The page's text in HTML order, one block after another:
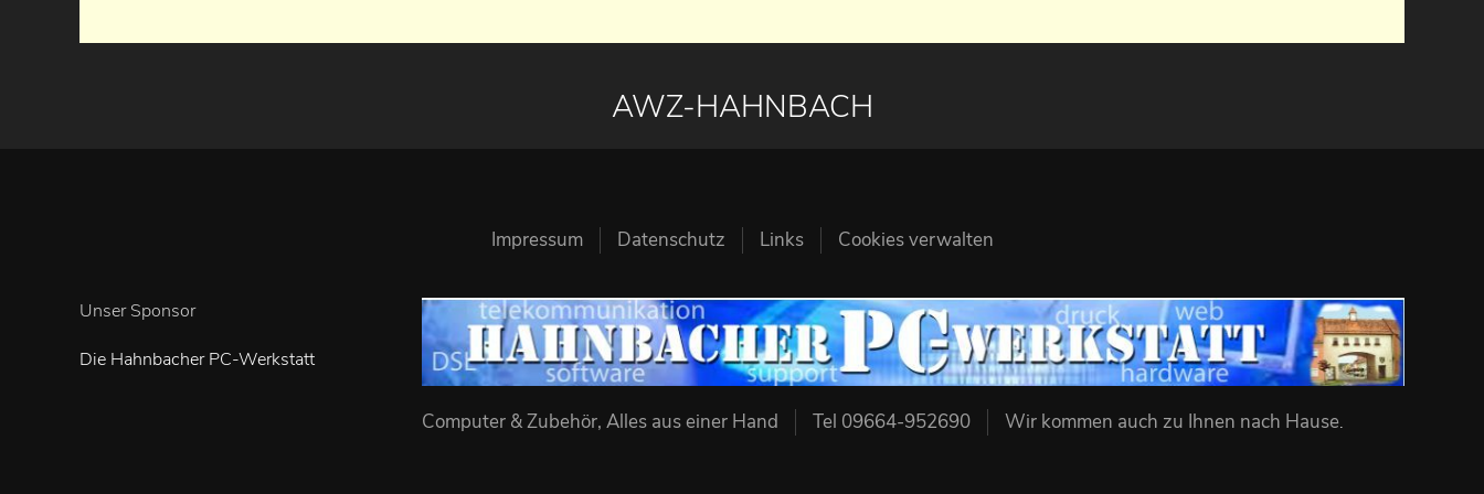
AWZ-HAHNBACH
Impressum Datenschutz Links Cookies verwalten
Unser Sponsor
Die Hahnbacher PC-Werkstatt
Computer & Zubehör, Alles aus einer Hand Tel 09664-952690 Wir kommen auch zu Ihnen nach Hause.